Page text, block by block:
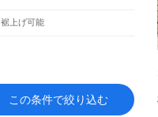
裾上げ可能
この条件で絞り込む